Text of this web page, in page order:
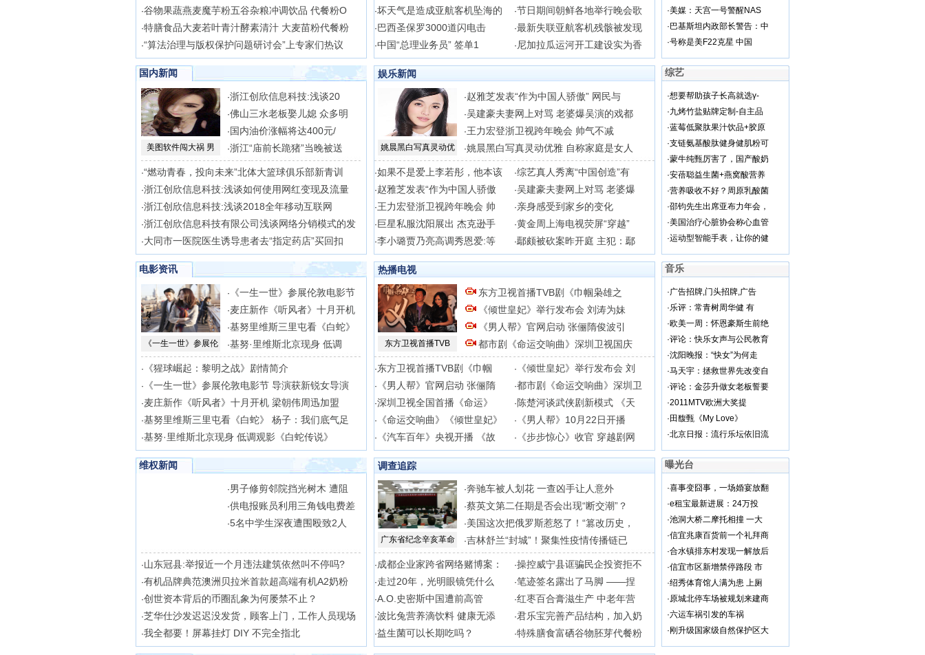
·谷物果蔬燕麦魔芋粉五谷杂粮冲调饮品 代餐粉O
·特膳食品大麦若叶青汁酵素清汁 大麦苗粉代餐粉
·“算法治理与版权保护问题研讨会”上专家们热议
·坏天气是造成亚航客机坠海的 ·节日期间朝鲜各地举行晚会歌
·巴西圣保罗3000道闪电击 ·最新失联亚航客机残骸被发现
·中国“总理业务员” 签单1 · 尼加拉瓜运河开工建设实为香
·美媒：天宫一号警醒NAS
· 巴基斯坦内政部长警告：中
·号称是美F22克星 中国
国内新闻
美图软件闯大祸 男
·浙江创欣信息科技:浅谈20
·佛山三水老板娶儿媳 众多明
· 国内油价涨幅将达400元/
·浙江“庙前长跪猪”当晚被送
·“燃动青春，投向未来”北体大篮球俱乐部新青训
·浙江创欣信息科技:浅谈如何使用网红变现及流量
·浙江创欣信息科技:浅谈2018全年移动互联网
·浙江创欣信息科技有限公司浅谈网络分销模式的发
·大同市一医院医生诱导患者去“指定药店”买回扣
娱乐新闻
姚晨黑白写真灵动优
·赵雅芝发表“作为中国人骄傲” 网民与
·吴建豪夫妻网上对骂 老婆爆吴演的戏都
·王力宏登浙卫视跨年晚会 帅气不减
·姚晨黑白写真灵动优雅 自称家庭是女人
·如果不是爱上李若彤，他本该 ·综艺真人秀离“中国创造”有
·赵雅芝发表“作为中国人骄傲 ·吴建豪夫妻网上对骂 老婆爆
·王力宏登浙卫视跨年晚会 帅 ·亲身感受到家乡的变化
·巨星私服沈阳展出 杰克逊手 ·黄金周上海电视荧屏“穿越”
·李小璐贾乃亮高调秀恩爱:等 ·鄢颇被砍案昨开庭 主犯：鄢
综艺
·想要帮助孩子长高就选γ-
·九烤竹盐贴牌定制-自主品
·蓝莓低聚肽果汁饮品+胶原
·支链氨基酸肽健身健肌粉可
·蒙牛纯甄厉害了，国产酸奶
·安蓓聪益生菌+燕窝酸营养
·营养吸收不好？周原乳酸菌
·邵钧先生出席亚布力年会，
·美国治疗心脏协会称心血管
·运动型智能手表，让你的健
电影资讯
《一生一世》参展伦
· 《一生一世》参展伦敦电影节
·麦庄新作《听风者》十月开机
·基努里维斯三里屯看《白蛇》
·基努·里维斯北京现身 低调
· 《猩球崛起：黎明之战》剧情简介
· 《一生一世》参展伦敦电影节 导演获新锐女导演
·麦庄新作《听风者》十月开机 梁朝伟周迅加盟
·基努里维斯三里屯看《白蛇》 杨子：我们底气足
·基努·里维斯北京现身 低调观影《白蛇传说》
热播电视
东方卫视首播TVB
东方卫视首播TVB剧《巾帼枭雄之
《倾世皇妃》举行发布会 刘涛为妹
《男人帮》官网启动 张俪隋俊波引
都市剧《命运交响曲》深圳卫视国庆
·东方卫视首播TVB剧《巾帼 · 《倾世皇妃》举行发布会 刘
· 《男人帮》官网启动 张俪隋 ·都市剧《命运交响曲》深圳卫
·深圳卫视全国首播《命运》 · 陈楚河谈武侠剧新模式 《天
· 《命运交响曲》《倾世皇妃》 · 《男人帮》10月22日开播
· 《汽车百年》央视开播 《故 · 《步步惊心》收官 穿越剧网
音乐
·广告招牌,门头招牌,广告
·乐评：常青树周华健 有
·欧美一周：怀恩豪斯生前绝
·评论：快乐女声与公民教育
·沈阳晚报：“快女”为何走
·马天宇：拯救世界先改变自
·评论：金莎升做女老板誓要
·2011MTV欧洲大奖提
· 田馥甄《My Love》
·北京日报：流行乐坛依旧流
维权新闻
·男子修剪邻院挡光树木 遭阻
·供电报账员利用三角钱电费差
·5名中学生深夜遭围殴致2人
·山东冠县:举报近一个月违法建筑依然叫不停吗?
·有机品牌典范澳洲贝拉米首款超高端有机A2奶粉
·创世资本背后的币圈乱象为何屡禁不止？
·芝华仕沙发迟迟没发货，顾客上门，工作人员现场
·我全都要！屏幕挂灯 DIY 不完全指北
调查追踪
广东省纪念辛亥革命
·奔驰车被人划花 一查凶手让人意外
·蔡英文第二任期是否会出现“断交潮”？
·美国这次把俄罗斯惹怒了！“篡改历史，
·吉林舒兰“封城”！聚集性疫情传播链已
·成都企业家跨省网络赌博案： ·操控威宁县诓骗民企投资拒不
·走过20年，光明眼镜凭什么 ·笔迹签名露出了马脚 ——捏
·A.O.史密斯中国遭前高管 ·红枣百合膏滋生产 中老年营
·波比兔营养滴饮料 健康无添 ·君乐宝完善产品结构，加入奶
·益生菌可以长期吃吗？ ·特殊膳食富硒谷物胚芽代餐粉
曝光台
·喜事变囧事，一场婚宴放翻
·e租宝最新进展：24万投
·池洞大桥二摩托相撞 一大
·信宜兆康百货前一个礼拜商
·合水镇排东村发现一解放后
·信宜市区新增禁停路段 市
·绍秀体育馆人满为患 上厕
·原城北停车场被规划来建商
·六运车祸引发的车祸
·刚升级国家级自然保护区大